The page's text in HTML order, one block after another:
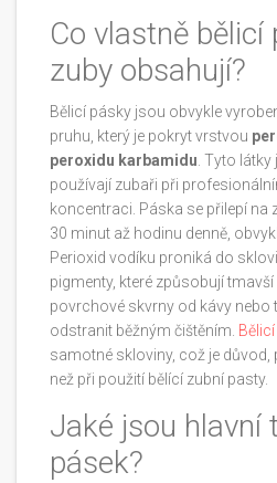
Co vlastně bělicí
zuby obsahují?
Bělicí pásky jsou obvykle
pruhu, který je pokryt vrstvou
peroxidu karbamidu. Tyto látky
používají zubaři při
koncentraci. Páska se přilepí na
30 minut až hodinu denně,
Perioxid vodíku proniká do
pigmenty, které způsobují
povrchové skvrny od kávy nebo
odstranit běžným čištěním.
samotné skloviny, což je důvod,
než při použití bělící zubní pasty.
Jaké jsou hlavní
pásek?